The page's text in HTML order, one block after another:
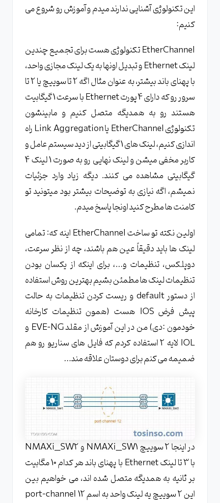
این تکنولوژی آشنایی ندارند میدم و آموزش رو شروع می
کنیم:
EtherChannel تکنولوژی هست برای تجمیع چندین
لینک Ethernet و تبدیل اونها به یک لینک مجازی واحد،
با پهنای باند بیشتر، به عنوان مثال اگه 2 تا سوییچ یا 2 تا
سرور رو که دارای 4 پورت Ethernet با سرعت 1 گیگابیت
هستند رو به همدیگه متصل کنیم و مابینشون
تکنولوژی EtherChannel یا Link Aggregation راه
اندازی کنیم، لینک های 1 گیگابیتی از دید سیستم عامل و
کاربر مخفی میشن و لینک نهایی رو به صورت 1 لینک 4
گیگابیتی مشاهده می کنند. دیگه زیاد وارد جزئیات
نمیشم، اگه نیازی به توضیحات بیشتر بود میتونید تو
کامنت ها مطرح کنید اونجا پاسخ میدم.
اولین نکته تو ساخت EtherChannel اینه که: تمامی
لینک ها باید دقیقاً عین هم باشند، چه از نظر سرعت،
دوپلکس، تنظیمات و...، برای اینکه از یکسان بودن
تنظیمات لینک ها مطمئن بشیم بهترین روش استفاده
از دستور default و ریست کردن تنظیمات به حالت
پیش فرض IOS هست (همون تنظیمات کارخانه
خودمون :دی) من در این آموزش از مقلد EVE-NG و
IOL لایه 2 استفاده کردم که فایل های سناریو رو هم
ضمیمه می کنم برای دوستان علاقه مند...
در اینجا 2 سوییچ NMAXi__SW1 و NMAXi__SW2
با 3 تا لینک Ethernet با پهنای باند هر کدام 10 مگابیت
بر ثانیه به همدیگه متصل شده اند، می خواهیم بین
این 2 سوییچ یه لینک واحد به اسم port-channel 12